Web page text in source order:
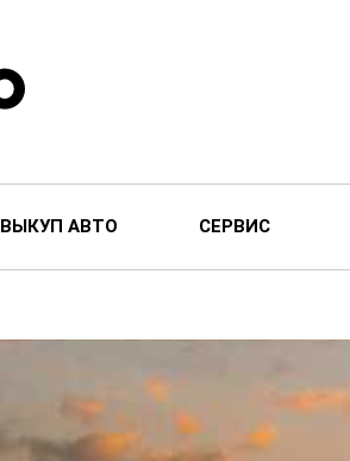
ВЫКУП АВТО СЕРВИС